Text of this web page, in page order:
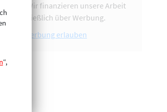
Wir finanzieren unsere Arbeit
ausschließlich über Werbung.
Werbung erlauben
“,